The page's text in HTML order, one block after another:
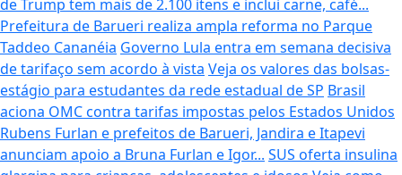
de Trump tem mais de 2.100 itens e inclui carne, café...
Prefeitura de Barueri realiza ampla reforma no Parque
Taddeo Cananéia Governo Lula entra em semana decisiva
de tarifaço sem acordo à vista Veja os valores das bolsas-
estágio para estudantes da rede estadual de SP Brasil
aciona OMC contra tarifas impostas pelos Estados Unidos
Rubens Furlan e prefeitos de Barueri, Jandira e Itapevi
anunciam apoio a Bruna Furlan e Igor... SUS oferta insulina